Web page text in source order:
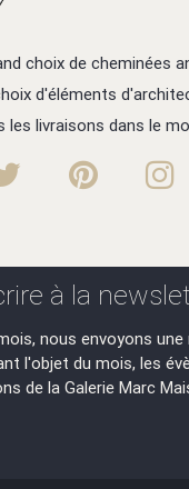
choix de cheminées
d'éléments
les livraisons dans le
à la
nous envoyons
l'objet du mois, les
de la Galerie Marc